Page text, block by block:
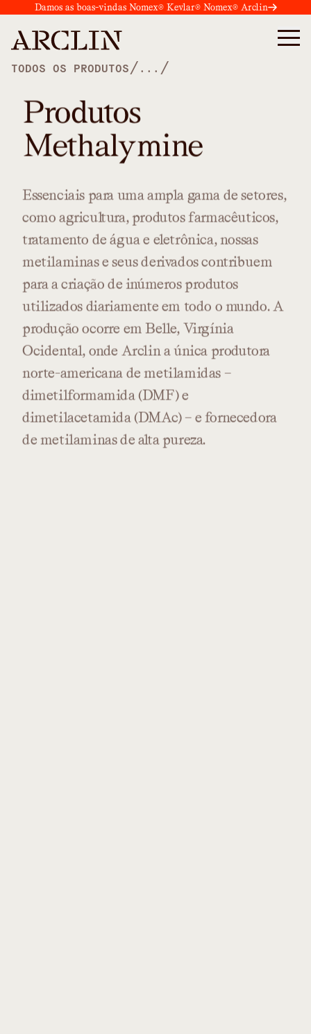
Damos as boas-vindas Nomex® Kevlar® Nomex® Arclin
TODOS OS PRODUTOS / ... /
Produtos
Methalymine
Essenciais para uma ampla gama de setores,
como agricultura, produtos farmacêuticos,
tratamento de água e eletrônica, nossas
metilaminase seusderivadoscontribuem
para a criação de inúmeros produtos
utilizados diariamente em todo o mundo. A
produção ocorre em Belle, Virgínia
Ocidental, onde Arclin a única produtora
norte-americana de metilamidas –
dimetilformamida (DMF)e
dimetilacetamida (DMAc) – e fornecedora
de metilaminasde alta pureza.